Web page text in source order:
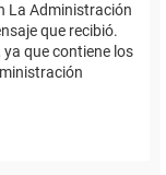
La Administración
que recibió.
que contiene los